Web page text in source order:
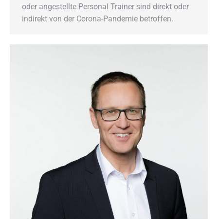
oder angestellte Personal Trainer sind direkt oder
indirekt von der Corona-Pandemie betroffen.